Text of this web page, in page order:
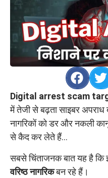
Digital arrest scam
में तेजी से बढ़ता साइबर अपराध
नागरिकों को डर और नकली
से कैद कर लेते हैं…
सबसे चिंताजनक बात यह है
वरिष्ठ नागरिकबन रहे हैं।